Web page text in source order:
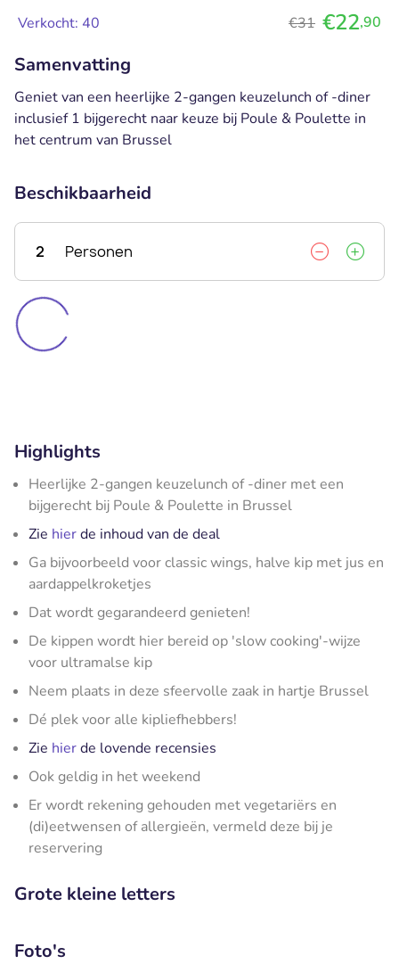
Verkocht: 40 €31 €22,90
Samenvatting
Geniet van een heerlijke 2-gangen keuzelunch of -diner
inclusief 1 bijgerecht naar keuze bij Poule & Poulette in
het centrum van Brussel
Beschikbaarheid
2 Personen
Highlights
Heerlijke 2-gangen keuzelunch of -diner met een
bijgerecht bij Poule & Poulette in Brussel
Zie hierde inhoud van de deal
Ga bijvoorbeeld voor classic wings, halve kip met jus en
aardappelkroketjes
Dat wordt gegarandeerd genieten!
De kippen wordt hier bereid op 'slow cooking'-wijze
voor ultramalse kip
Neem plaats in deze sfeervolle zaak in hartje Brussel
Dé plek voor alle kipliefhebbers!
Zie hierde lovende recensies
Ook geldig in het weekend
Er wordt rekening gehouden met vegetariërs en
(di)eetwensen of allergieën, vermeld deze bij je
reservering
Grote kleine letters
Foto's